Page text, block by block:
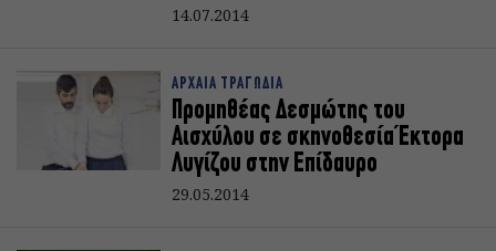
14.07.2014
ΑΡΧΑΙΑ ΤΡΑΓΩΔΙΑ
Προμηθέας Δεσμώτης του
Αισχύλου σε σκηνοθεσία Έκτορα
Λυγίζου στην Επίδαυρο
29.05.2014